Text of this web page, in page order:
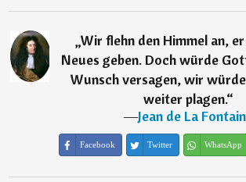
„Wir flehn den Himmel an,
Neues geben. Doch würde
Wunsch versagen, wir
weiter plagen.“
―Jean de La
Facebook Twitter WhatsApp